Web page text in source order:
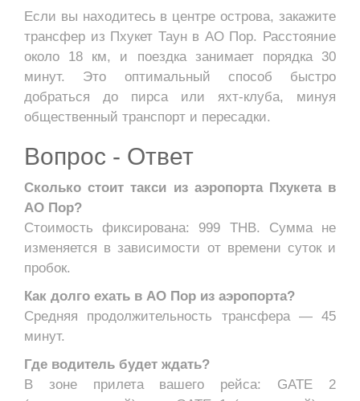
Если вы находитесь в центре острова, закажите
трансфер из Пхукет Таун в АО Пор. Расстояние
около 18 км, и поездка занимает порядка 30
минут. Это оптимальный способ быстро
добраться до пирса или яхт-клуба, минуя
общественный транспорт и пересадки.
Вопрос - Ответ
Сколько стоит такси из аэропорта Пхукета в
АО Пор?
Стоимость фиксирована: 999 THB. Сумма не
изменяется в зависимости от времени суток и
пробок.
Как долго ехать в АО Пор из аэропорта?
Средняя продолжительность трансфера — 45
минут.
Где водитель будет ждать?
В зоне прилета вашего рейса: GATE 2